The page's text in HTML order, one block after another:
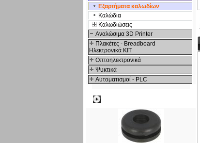
Εξαρτήματα καλωδίων
Καλώδια
Καλωδιώσεις
Αναλώσιμα 3D Printer
Πλακέτες - Breadboard
Ηλεκτρονικά ΚΙΤ
Οπτοηλεκτρονικά
Ψυκτικά
Αυτοματισμοί - PLC